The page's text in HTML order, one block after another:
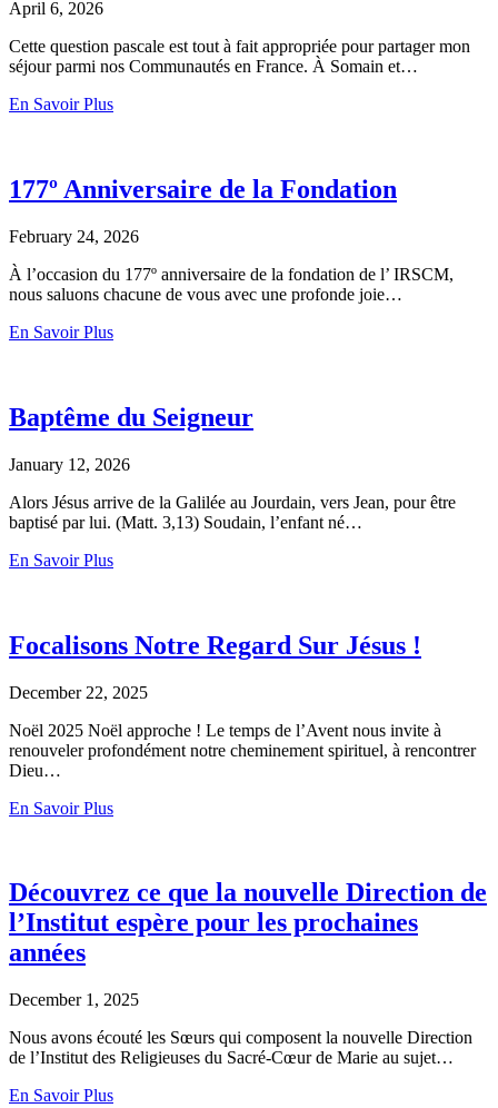
April 6, 2026
Cette question pascale est tout à fait appropriée pour partager mon
séjour parmi nos Communautés en France. À Somain et…
En Savoir Plus
177º Anniversaire de la Fondation
February 24, 2026
À l’occasion du 177º anniversaire de la fondation de l’ IRSCM,
nous saluons chacune de vous avec une profonde joie…
En Savoir Plus
Baptême du Seigneur
January 12, 2026
Alors Jésus arrive de la Galilée au Jourdain, vers Jean, pour être
baptisé par lui. (Matt. 3,13) Soudain, l’enfant né…
En Savoir Plus
Focalisons Notre Regard Sur Jésus !
December 22, 2025
Noël 2025 Noël approche ! Le temps de l’Avent nous invite à
renouveler profondément notre cheminement spirituel, à rencontrer
Dieu…
En Savoir Plus
Découvrez ce que la nouvelle Direction de
l’Institut espère pour les prochaines
années
December 1, 2025
Nous avons écouté les Sœurs qui composent la nouvelle Direction
de l’Institut des Religieuses du Sacré-Cœur de Marie au sujet…
En Savoir Plus